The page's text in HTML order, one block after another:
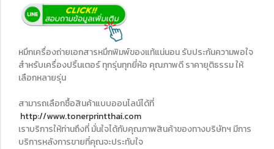
หมึกเครื่องถ่ายเอกสารหมึกพิมพ์ของแท้แน่นอน รับประกันความพอใจ
สำหรับเครื่องปริ้นเตอร์ ทุกรุ่นทุกยี่ห้อ คุณภาพดี ราคายุติธรรม ให้
เลือกหลายรุ่น
สามารถเลือกซื้อสินค้าแบบออนไลน์ได้ที่
http://www.tonerprintthai.com
เราบริการให้ท่านถึงที่ มั่นใจได้กับคุณภาพสินค้าของทางบริษัทฯ มีการ
บริการหลังการขายที่คุณจะประทับใจ